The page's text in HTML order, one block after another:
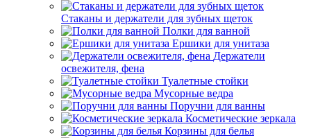
Стаканы и держатели для зубных щеток
Полки для ванной
Ершики для унитаза
Держатели
освежителя, фена
Туалетные стойки
Мусорные ведра
Поручни для ванны
Косметические зеркала
Корзины для белья